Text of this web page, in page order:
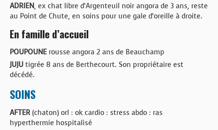
ADRIEN, ex chat libre d’Argenteuil noir angora de 3 ans, reste
au Point de Chute, en soins pour une gale d’oreille à droite.
En famille d’accueil
POUPOUNE rousse angora 2 ans de Beauchamp
JUJU tigrée 8 ans de Berthecourt. Son propriétaire est
décédé.
SOINS
AFTER(chaton) orl : ok cardio : stress abdo : ras
hyperthermie hospitalisé